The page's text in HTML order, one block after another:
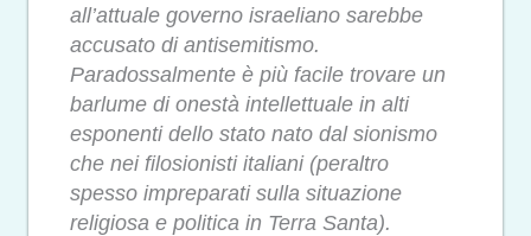
all’attuale governo israeliano sarebbe
accusato di antisemitismo.
Paradossalmente è più facile trovare un
barlume di onestà intellettuale in alti
esponenti dello stato nato dal sionismo
che nei filosionisti italiani (peraltro
spesso impreparati sulla situazione
religiosa e politica in Terra Santa).